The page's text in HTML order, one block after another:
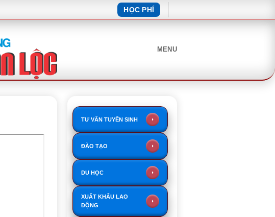
HỌC PHÍ
MENU
TƯ VẤN TUYỂN SINH
ĐÀO TẠO
DU HỌC
XUẤT KHẨU LAO
ĐỘNG